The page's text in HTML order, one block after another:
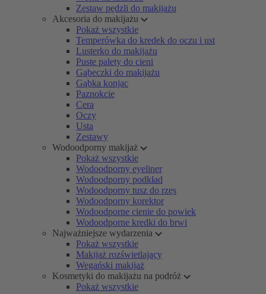
Zestaw pędzli do makijażu
Akcesoria do makijażu
Pokaż wszystkie
Temperówka do kredek do oczu i ust
Lusterko do makijażu
Puste palety do cieni
Gąbeczki do makijażu
Gąbka konjac
Paznokcie
Cera
Oczy
Usta
Zestawy
Wodoodporny makijaż
Pokaż wszystkie
Wodoodporny eyeliner
Wodoodporny podkład
Wodoodporny tusz do rzęs
Wodoodporny korektor
Wodoodporne cienie do powiek
Wodoodporne kredki do brwi
Najważniejsze wydarzenia
Pokaż wszystkie
Makijaż rozświetlający
Wegański makijaż
Kosmetyki do makijażu na podróż
Pokaż wszystkie